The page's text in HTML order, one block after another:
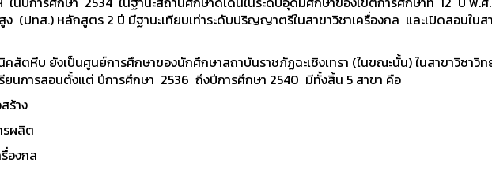
(ปทส.) หลักสูตร 2 ปี มีฐานะเทียบเท่าระดับปริญญาตรีในสาขาวิชาเครื่องกล และเปิดสอนในส
หีบ ยังเป็นศูนย์การศึกษาของนักศึกษาสถาบันราชภัฏฉะเชิงเทรา (ในขณะนั้น) ในสาขาวิชาวิท
ยนการสอนตั้งแต่ ปีการศึกษา 2536 ถึงปีการศึกษา 2540 มีทั้งสิ้น 5 สาขา คือ
ร้าง
ผลิต
องกล